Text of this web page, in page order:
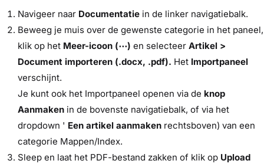
Navigeer naar Documentatie in de linker navigatiebalk.
Beweeg je muis over de gewenste categorie in het paneel,
klik op het Meer-icoon (⋯) en selecteer Artikel >
Document importeren (.docx, .pdf). Het Importpaneel
verschijnt.
Je kunt ook het Importpaneel openen via de knop
Aanmaken in de bovenste navigatiebalk, of via het
dropdown ' Een artikel aanmaken rechtsboven) van een
categorie Mappen/Index.
Sleep en laat het PDF-bestand zakken of klik op Upload